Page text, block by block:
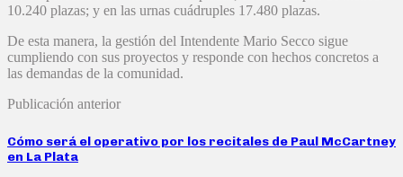
10.240 plazas; y en las urnas cuádruples 17.480 plazas.
De esta manera, la gestión del Intendente Mario Secco sigue
cumpliendo con sus proyectos y responde con hechos concretos a
las demandas de la comunidad.
Publicación anterior
Cómo será el operativo por los recitales de Paul McCartney
en La Plata